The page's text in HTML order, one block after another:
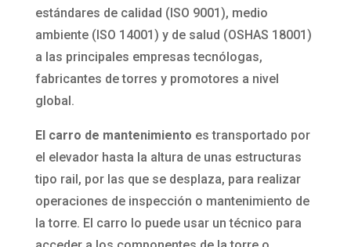
estándares de calidad (ISO 9001), medio
ambiente (ISO 14001) y de salud (OSHAS 18001)
a las principales empresas tecnólogas,
fabricantes de torres y promotores a nivel
global.
El carro de mantenimiento es transportado por
el elevador hasta la altura de unas estructuras
tipo rail, por las que se desplaza, para realizar
operaciones de inspección o mantenimiento de
la torre. El carro lo puede usar un técnico para